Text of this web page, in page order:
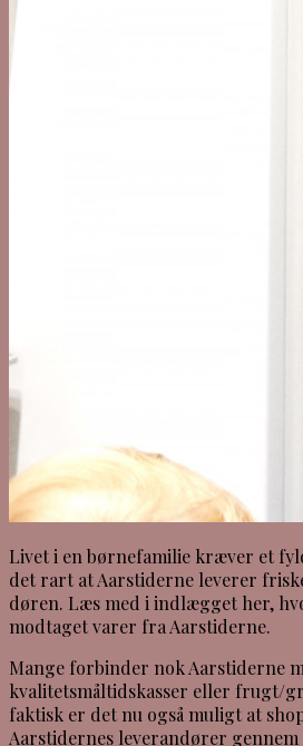
Livet i en børnefamilie kræver et
det rart at Aarstiderne leverer
døren. Læs med i indlægget her,
modtaget varer fra Aarstiderne.
Mange forbinder nok Aarstiderne
kvalitetsmåltidskasser eller frugt/
faktisk er det nu også muligt at
Aarstidernes leverandører